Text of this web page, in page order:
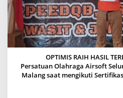
A
L
A
N
G
O
P
T
I
OPTIMIS RAIH HASIL
Persatuan Olahraga Airsoft
Malang saat mengikuti